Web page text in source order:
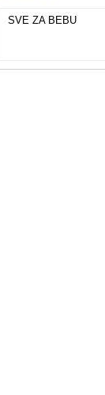
SVE ZA BEBU